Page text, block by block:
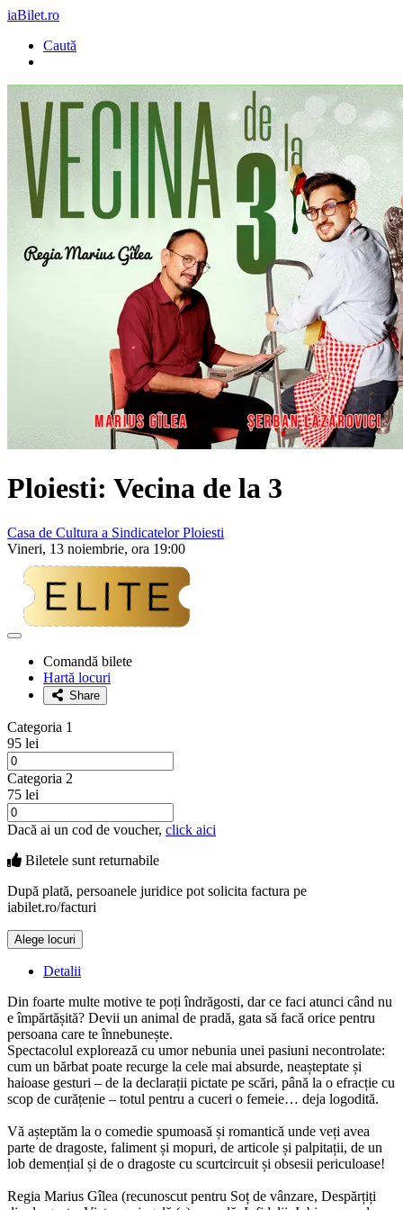
iaBilet.ro
Caută
Ploiesti: Vecina de la 3
Casa de Cultura a Sindicatelor Ploiesti
Vineri, 13 noiembrie, ora 19:00
Adaugă
favoriteComandă bilete
Hartă locuri
Share
Categoria 1
95 lei
Categoria 2
75 lei
Dacă ai un cod de voucher, click aici
Biletele sunt returnabile
După plată, persoanele juridice pot solicita factura pe
iabilet.ro/facturi
Alege locuri
Detalii
Din foarte multe motive te poți îndrăgosti, dar ce faci atunci când nu
e împărtășită? Devii un animal de pradă, gata să facă orice pentru
persoana care te înnebunește.
Spectacolul explorează cu umor nebunia unei pasiuni necontrolate:
cum un bărbat poate recurge la cele mai absurde, neașteptate și
haioase gesturi – de la declarații pictate pe scări, până la o efracție cu
scop de curățenie – totul pentru a cuceri o femeie… deja logodită.
Vă așteptăm la o comedie spumoasă și romantică unde veți avea
parte de dragoste, faliment și mopuri, de articole și palpitații, de un
lob demențial și de o dragoste cu scurtcircuit și obsesii periculoase!
Regia Marius Gîlea (recunoscut pentru Soț de vânzare, Despărțiți